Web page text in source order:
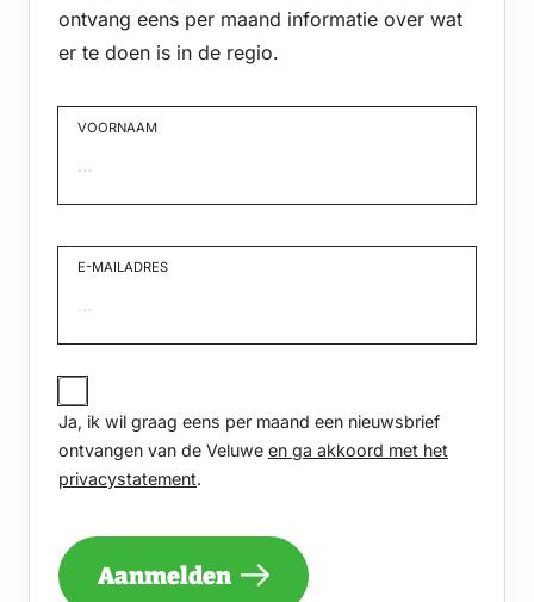
ontvang eens per maand informatie over wat
er te doen is in de regio.
VOORNAAM
E-MAILADRES
JA,
IK
WIL
GRAAG
PER
EEN
ONTVANGEN
Ja, ik wil graag eens per maand een nieuwsbrief
ontvangen van de Veluwe en ga akkoord met het
privacystatement.
Aanmelden